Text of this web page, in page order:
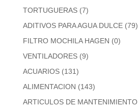
TORTUGUERAS (7)
ADITIVOS PARA AGUA DULCE (79)
FILTRO MOCHILA HAGEN (0)
VENTILADORES (9)
ACUARIOS (131)
ALIMENTACION (143)
ARTICULOS DE MANTENIMIENTO